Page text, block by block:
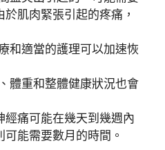
肌肉緊張引起的疼痛，
和適當的護理可以加速恢
體重和整體健康狀況也會
痛可能在幾天到幾週內
能需要數月的時間。